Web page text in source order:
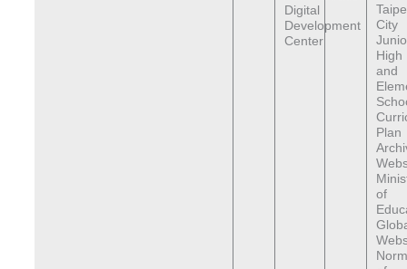
Digital
Development
Center
City
High
and
Plan
of